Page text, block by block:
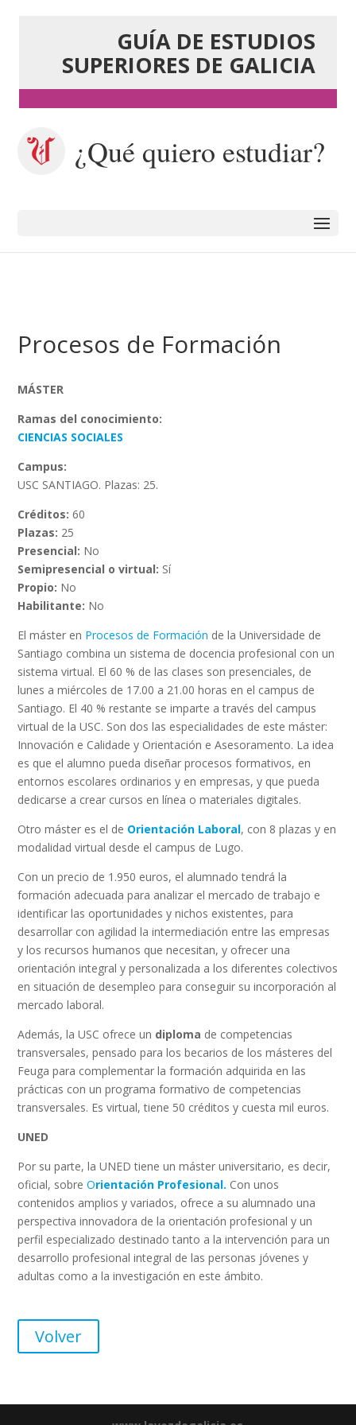
GUÍA DE ESTUDIOS
SUPERIORES DE GALICIA
¿Qué quiero estudiar?
Procesos de Formación
MÁSTER
Ramas del conocimiento:
CIENCIAS SOCIALES
Campus:
USC SANTIAGO. Plazas: 25.
Créditos: 60
Plazas: 25
Presencial: No
Semipresencial o virtual: Sí
Propio: No
Habilitante: No
El máster en Procesos de Formación de la Universidade de
Santiago combina un sistema de docencia profesional con un
sistema virtual. El 60 % de las clases son presenciales, de
lunes a miércoles de 17.00 a 21.00 horas en el campus de
Santiago. El 40 % restante se imparte a través del campus
virtual de la USC. Son dos las especialidades de este máster:
Innovación e Calidade y Orientación e Asesoramento. La idea
es que el alumno pueda diseñar procesos formativos, en
entornos escolares ordinarios y en empresas, y que pueda
dedicarse a crear cursos en línea o materiales digitales.
Otro máster es el de Orientación Laboral, con 8 plazas y en
modalidad virtual desde el campus de Lugo.
Con un precio de 1.950 euros, el alumnado tendrá la
formación adecuada para analizar el mercado de trabajo e
identificar las oportunidades y nichos existentes, para
desarrollar con agilidad la intermediación entre las empresas
y los recursos humanos que necesitan, y ofrecer una
orientación integral y personalizada a los diferentes colectivos
en situación de desempleo para conseguir su incorporación al
mercado laboral.
Además, la USC ofrece un diploma de competencias
transversales, pensado para los becarios de los másteres del
Feuga para complementar la formación adquirida en las
prácticas con un programa formativo de competencias
transversales. Es virtual, tiene 50 créditos y cuesta mil euros.
UNED
Por su parte, la UNED tiene un máster universitario, es decir,
oficial, sobreOrientación Profesional. Con unos
contenidos amplios y variados, ofrece a su alumnado una
perspectiva innovadora de la orientación profesional y un
perfil especializado destinado tanto a la intervención para un
desarrollo profesional integral de las personas jóvenes y
adultas como a la investigación en este ámbito.
Volver